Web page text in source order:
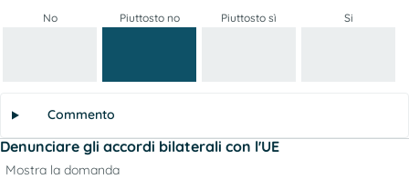
No Piuttosto no Piuttosto sì Si
Commento
Denunciare gli accordi bilaterali con l'UE
Mostra la domanda